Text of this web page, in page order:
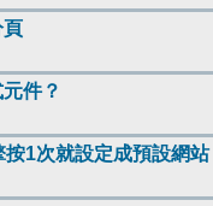
頁
件？
1次就設定成預設網站